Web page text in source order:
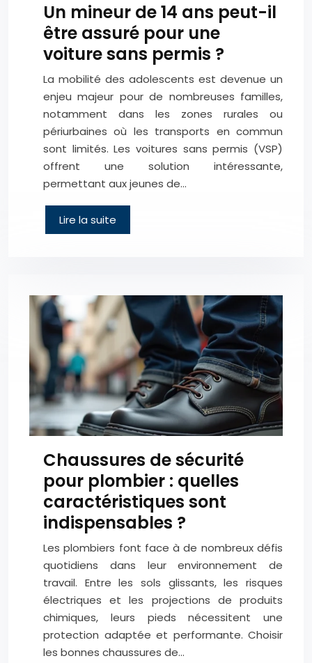
Un mineur de 14 ans peut-il
être assuré pour une
voiture sans permis ?
La mobilité des adolescents est devenue un
enjeu majeur pour de nombreuses familles,
notamment dans les zones rurales ou
périurbaines où les transports en commun
sont limités. Les voitures sans permis (VSP)
offrent une solution intéressante,
permettant aux jeunes de…
Lire la suite
Chaussures de sécurité
pour plombier : quelles
caractéristiques sont
indispensables ?
Les plombiers font face à de nombreux défis
quotidiens dans leur environnement de
travail. Entre les sols glissants, les risques
électriques et les projections de produits
chimiques, leurs pieds nécessitent une
protection adaptée et performante. Choisir
les bonnes chaussures de…